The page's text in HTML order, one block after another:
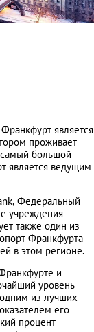
является
проживает
большой
является ведущим
Федеральный
учреждения
также один из
Франкфурта
в этом регионе.
и
уровень
из лучших
его
процент